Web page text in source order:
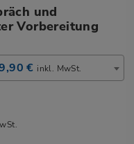
und
Vorbereitung
€ inkl. MwSt.